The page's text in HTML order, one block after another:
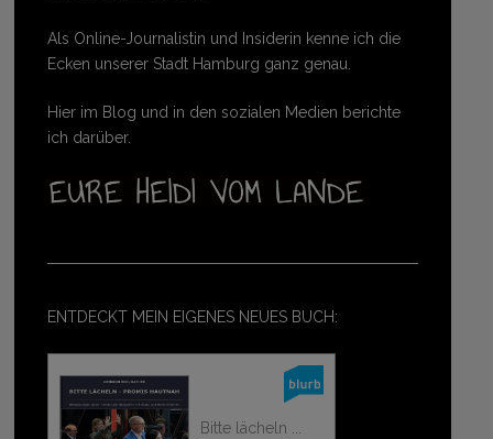
Als Online-Journalistin und Insiderin kenne ich die
Ecken unserer Stadt Hamburg ganz genau.
Hier im Blog und in den sozialen Medien berichte
ich darüber.
ENTDECKT MEIN EIGENES NEUES BUCH:
Bitte lächeln ...